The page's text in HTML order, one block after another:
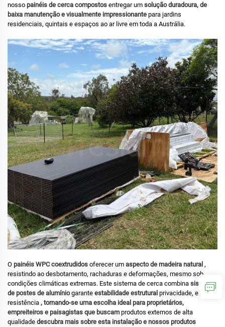
nosso painéis de cerca compostos entregar um solução duradoura, de
baixa manutenção e visualmente impressionante para jardins
residenciais, quintais e espaços ao ar livre em toda a Austrália.
O painéis WPC coextrudidos oferecer um aspecto de madeira natural ,
resistindo ao desbotamento, rachaduras e deformações, mesmo sob
condições climáticas extremas. Este sistema de cerca combina sistema
de postes de alumíniogarante estabilidade estrutural privacidade, estilo e
resistência , tornando-se uma escolha ideal para proprietários,
empreiteiros e paisagistas que buscam produtos externos de alta
qualidade descubra mais sobre esta instalação e nossos produtos